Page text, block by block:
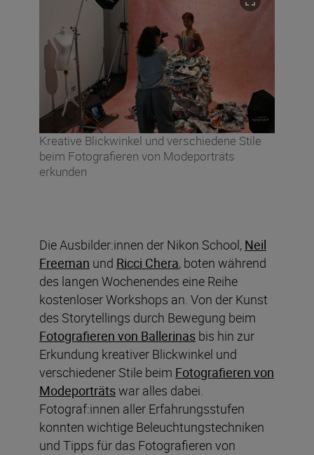
Kreative Blickwinkel und verschiedene Stile
beim Fotografieren von Modeporträts
erkunden
Die Ausbilder:innen der Nikon School, Neil
Freeman und Ricci Chera, boten während
des langen Wochenendes eine Reihe
kostenloser Workshops an. Von der Kunst
des Storytellings durch Bewegung beim
Fotografieren von Ballerinas bis hin zur
Erkundung kreativer Blickwinkel und
verschiedener Stile beim Fotografieren von
Modeporträtswar alles dabei.
Fotograf:innen aller Erfahrungsstufen
konnten wichtige Beleuchtungstechniken
und Tipps für das Fotografieren von